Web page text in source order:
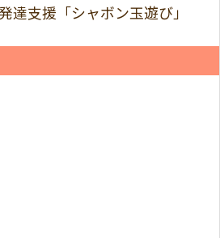
達支援「シャボン玉遊び」